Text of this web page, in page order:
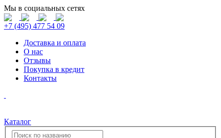
Мы в социальных сетях
+7 (495) 477 54 09
Доставка и оплата
О нас
Отзывы
Покупка в кредит
Контакты
Каталог